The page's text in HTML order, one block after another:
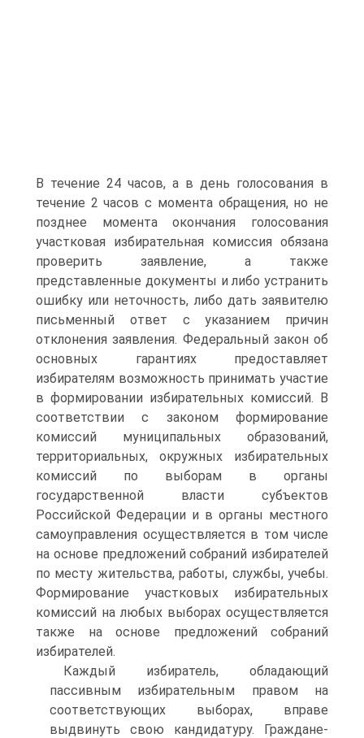
В течение 24 часов, а в день голосования в
течение 2 часов с момента обращения, но не
позднее момента окончания голосования
участковая избирательная комиссия обязана
проверить заявление, а также
представленные документы и либо устранить
ошибку или неточность, либо дать заявителю
письменный ответ с указанием причин
отклонения заявления. Федеральный закон об
основных гарантиях предоставляет
избирателям возможность принимать участие
в формировании избирательных комиссий. В
соответствии с законом формирование
комиссий муниципальных образований,
территориальных, окружных избирательных
комиссий по выборам в органы
государственной власти субъектов
Российской Федерации и в органы местного
самоуправления осуществляется в том числе
на основе предложений собраний избирателей
по месту жительства, работы, службы, учебы.
Формирование участковых избирательных
комиссий на любых выборах осуществляется
также на основе предложений собраний
избирателей.
Каждый избиратель, обладающий
пассивным избирательным правом на
соответствующих выборах, вправе
выдвинуть свою кандидатуру. Граждане-